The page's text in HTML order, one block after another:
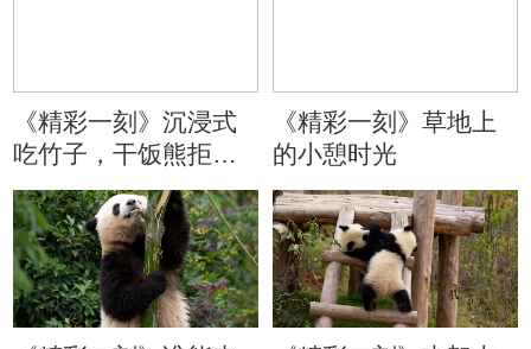
《精彩一刻》沉浸式
吃竹子，干饭熊拒绝
分心
《精彩一刻》草地上
的小憩时光